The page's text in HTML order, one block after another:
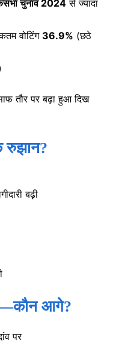
चुनाव 2024 से ज्यादा
वोटिंग 36.9% (छठे
तौर पर बढ़ा हुआ दिख
रुझान?
बढ़ी
आगे?
पर